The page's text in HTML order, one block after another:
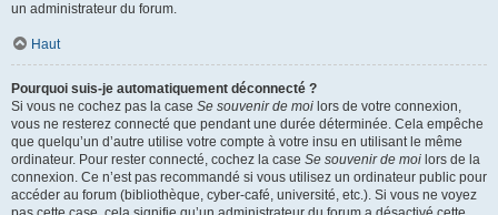
un administrateur du forum.
Haut
Pourquoi suis-je automatiquement déconnecté ?
Si vous ne cochez pas la case Se souvenir de moi lors de votre connexion,
vous ne resterez connecté que pendant une durée déterminée. Cela empêche
que quelqu’un d’autre utilise votre compte à votre insu en utilisant le même
ordinateur. Pour rester connecté, cochez la case Se souvenir de moi lors de la
connexion. Ce n’est pas recommandé si vous utilisez un ordinateur public pour
accéder au forum (bibliothèque, cyber-café, université, etc.). Si vous ne voyez